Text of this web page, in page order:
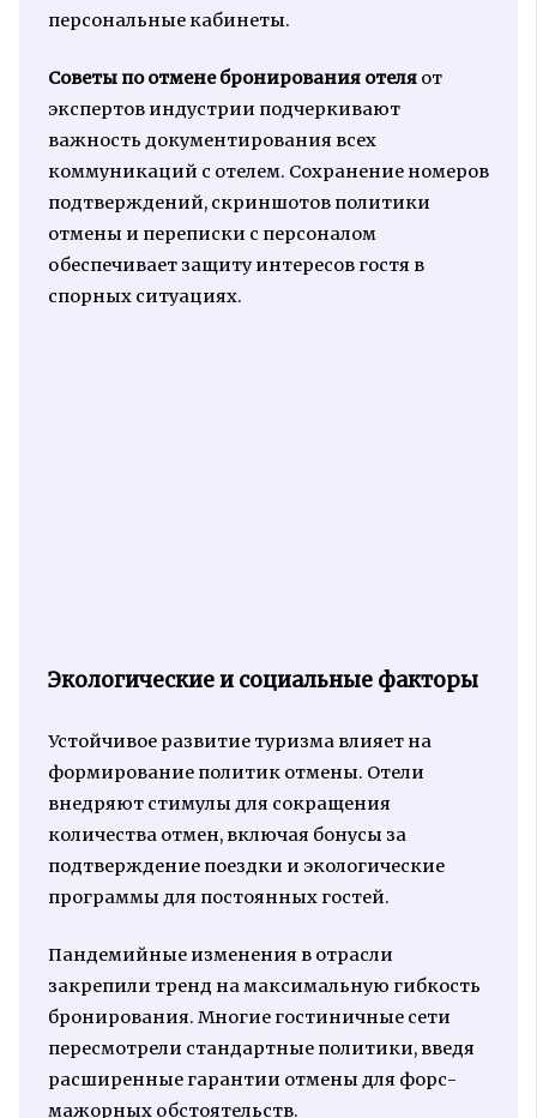
персональные кабинеты.
Советы по отмене бронирования отеляот
экспертов индустрии подчеркивают
важность документирования всех
коммуникаций с отелем. Сохранение номеров
подтверждений, скриншотов политики
отмены и переписки с персоналом
обеспечивает защиту интересов гостя в
спорных ситуациях.
Экологические и социальные факторы
Устойчивое развитие туризма влияет на
формирование политик отмены. Отели
внедряют стимулы для сокращения
количества отмен, включая бонусы за
подтверждение поездки и экологические
программы для постоянных гостей.
Пандемийные изменения в отрасли
закрепили тренд на максимальную гибкость
бронирования. Многие гостиничные сети
пересмотрели стандартные политики, введя
расширенные гарантии отмены для форс-
мажорных обстоятельств.